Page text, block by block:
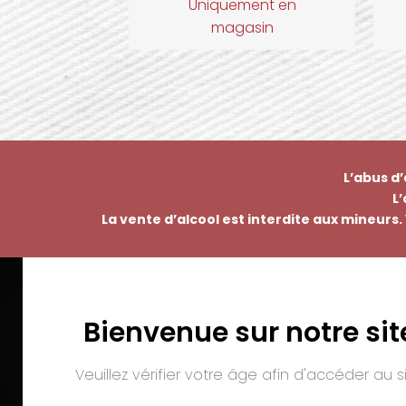
Uniquement en
magasin
L’abus
La vente d’alcool est interdite aux
Bienvenue sur notre
Veuillez vérifier votre âge afin d'accéder au
EMMANUEL NASTI
BP 20055 – 68391 SAUSHEIM Cedex